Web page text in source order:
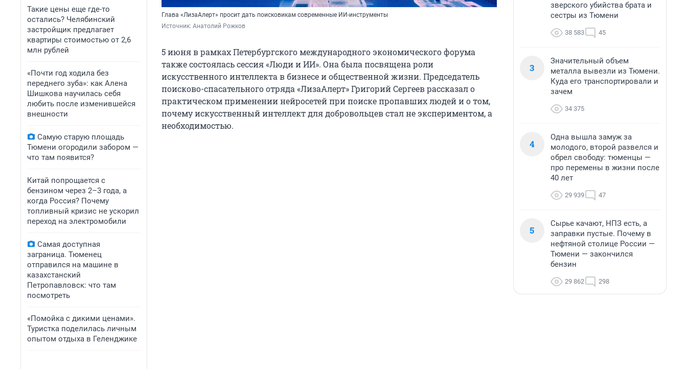
Такие цены еще где-то
остались? Челябинский
застройщик предлагает
квартиры стоимостью от 2,6
млн рублей
«Почти год ходила без
переднего зуба»: как Алена
Шишкова научилась себя
любить после изменившейся
внешности
Самую старую площадь
Тюмени огородили забором —
что там появится?
Китай попрощается с
бензином через 2–3 года, а
когда Россия? Почему
топливный кризис не ускорил
переход на электромобили
Самая доступная
заграница. Тюменец
отправился на машине в
казахстанский
Петропавловск: что там
посмотреть
«Помойка с дикими ценами».
Туристка поделилась личным
опытом отдыха в Геленджике
Глава «ЛизаАлерт» просит дать поисковикам современные ИИ-инструменты
Источник: Анатолий Рожков
5 июня в рамках Петербургского международного экономического форума
также состоялась сессия «Люди и ИИ». Она была посвящена роли
искусственного интеллекта в бизнесе и общественной жизни. Председатель
поисково-спасательного отряда «ЛизаАлерт» Григорий Сергеев рассказал о
практическом применении нейросетей при поиске пропавших людей и о том,
почему искусственный интеллект для добровольцев стал не экспериментом, а
необходимостью.
зверского убийства брата и
сестры из Тюмени
38 583 45
3
Значительный объем
металла вывезли из Тюмени.
Куда его транспортировали и
зачем
34 375
4
Одна вышла замуж за
молодого, второй развелся и
обрел свободу: тюменцы —
про перемены в жизни после
40 лет
29 939 47
5
Сырье качают, НПЗ есть, а
заправки пустые. Почему в
нефтяной столице России —
Тюмени — закончился
бензин
29 862 298